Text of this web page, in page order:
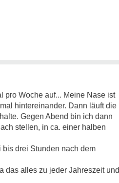
pro Woche auf... Meine Nase ist
hintereinander. Dann läuft die
Gegen Abend bin ich dann
stellen, in ca. einer halben
drei Stunden nach dem
das alles zu jeder Jahreszeit und